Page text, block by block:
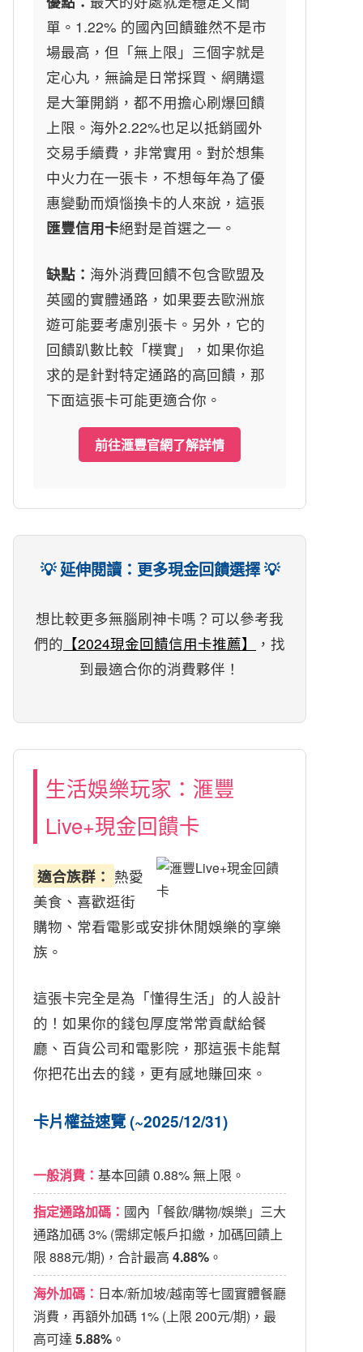
單。1.22% 的國內回饋雖然不是市
場最高，但「無上限」三個字就是
定心丸，無論是日常採買、網購還
是大筆開銷，都不用擔心刷爆回饋
上限。海外2.22%也足以抵銷國外
交易手續費，非常實用。對於想集
中火力在一張卡，不想每年為了優
惠變動而煩惱換卡的人來說，這張
匯豐信用卡絕對是首選之一。
缺點： 海外消費回饋不包含歐盟及
英國的實體通路，如果要去歐洲旅
遊可能要考慮別張卡。另外，它的
回饋趴數比較「樸實」，如果你追
求的是針對特定通路的高回饋，那
下面這張卡可能更適合你。
前往滙豐官網了解詳情
💡 延伸閱讀：更多現金回饋選擇 💡
想比較更多無腦刷神卡嗎？可以參考我
們的 【2024現金回饋信用卡推薦】
，找
到最適合你的消費夥伴！
生活娛樂玩家：滙豐
Live+現金回饋卡
適合族群： 熱愛
美食、喜歡逛街
購物、常看電影或安排休閒娛樂的享樂
族。
這張卡完全是為「懂得生活」的人設計
的！如果你的錢包厚度常常貢獻給餐
廳、百貨公司和電影院，那這張卡能幫
你把花出去的錢，更有感地賺回來。
卡片權益速覽 (~2025/12/31)
一般消費： 基本回饋 0.88% 無上限。
指定通路加碼： 國內「餐飲/購物/娛樂」三大
通路加碼 3% (需綁定帳戶扣繳，加碼回饋上
限 888元/期)，合計最高 4.88% 。
海外加碼： 日本/新加坡/越南等七國實體餐廳
消費，再額外加碼 1% (上限 200元/期)，最
高可達 5.88% 。